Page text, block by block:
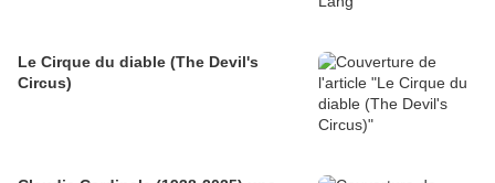
Le Cirque du diable (The Devil's
Circus)